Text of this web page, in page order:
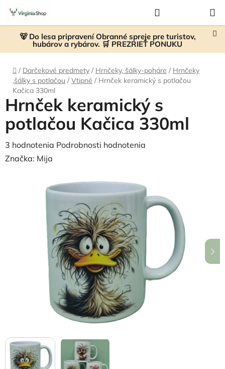
Prejsť
obsah
🐻 Do lesa pripravení Obranné spreje pre turistov,
hubárov a rybárov. 🛒 PREZRIEŤ PONUKU
KOŠÍK
Domov
/ Darčekové predmety / Hrnčeky, šálky-poháre / Hrnčeky
,šálky s potlačou / Vtipné / Hrnček keramický s potlačou
Kačica 330ml
Hrnček keramický s
potlačou Kačica 330ml
Priemerné
hodnotenie
hviezdičiek.
3 hodnotenia Podrobnosti hodnotenia
Značka: Mija